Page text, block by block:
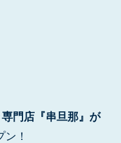
門店『串旦那』が
ン！